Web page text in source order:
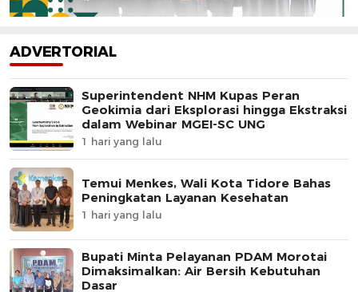
ADVERTORIAL
Superintendent NHM Kupas Peran
Geokimia dari Eksplorasi hingga Ekstraksi
dalam Webinar MGEI-SC UNG
1 hari yang lalu
Temui Menkes, Wali Kota Tidore Bahas
Peningkatan Layanan Kesehatan
1 hari yang lalu
Bupati Minta Pelayanan PDAM Morotai
Dimaksimalkan: Air Bersih Kebutuhan
Dasar